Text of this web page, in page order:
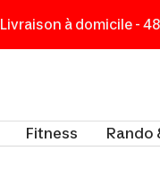
Livraison à domicile -
Fitness Rando